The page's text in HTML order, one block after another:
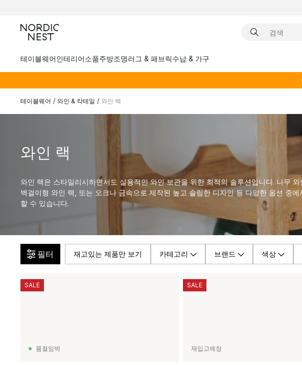
테이블웨어인테리어소품주방조명러그 & 패브릭수납 & 가구
테이블웨어 / 와인 & 칵테일 / 와인 랙
와인 랙
와인 랙은 스타일리시하면서도 실용적인 와인 보관을 위한 최적의 솔루션입니다. 나무 와
벽걸이형 와인 랙, 또는 오크나 금속으로 제작된 높고 슬림한 디자인 등 다양한 옵션 중에
할 수 있습니다.
필터 재고있는 제품만 보기 카테고리 브랜드 색상
품절임박
SALE
재입고예정
SALE